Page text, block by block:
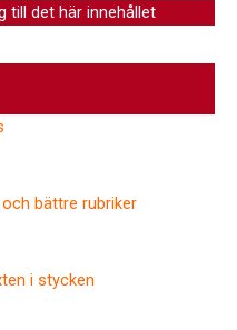
till det här innehållet
och bättre rubriker
i stycken